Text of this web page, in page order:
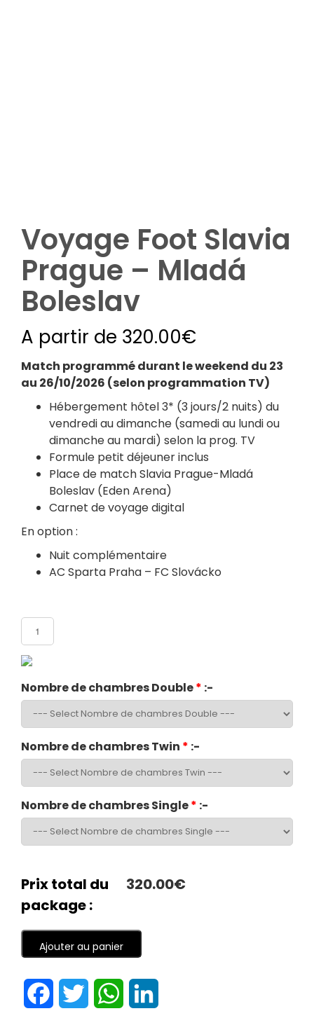
Voyage Foot Slavia
Prague – Mladá
Boleslav
A partir de 320.00€
Match programmé durant le weekend du 23
au 26/10/2026 (selon programmation TV)
Hébergement hôtel 3* (3 jours/2 nuits) du
vendredi au dimanche (samedi au lundi ou
dimanche au mardi) selon la prog. TV
Formule petit déjeuner inclus
Place de match Slavia Prague-Mladá
Boleslav (Eden Arena)
Carnet de voyage digital
En option :
Nuit complémentaire
AC Sparta Praha – FC Slovácko
Nombre de chambres Double* :-
Nombre de chambres Twin * :-
Nombre de chambres Single* :-
Prix total du
package :
320.00€
Ajouter au panier
FacebookTwitter WhatsApp